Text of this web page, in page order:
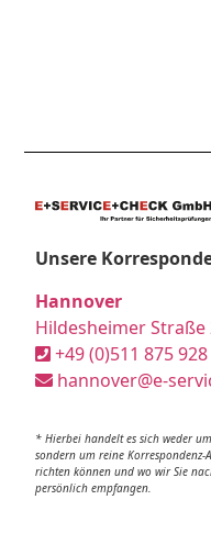
Unsere
Hannover
Hildesheimer Straße
+49 (0)511 875
hannover@e-
* Hierbei handelt es sich weder
sondern um reine Korrespondenz-
richten können und wo wir Sie
persönlich empfangen.